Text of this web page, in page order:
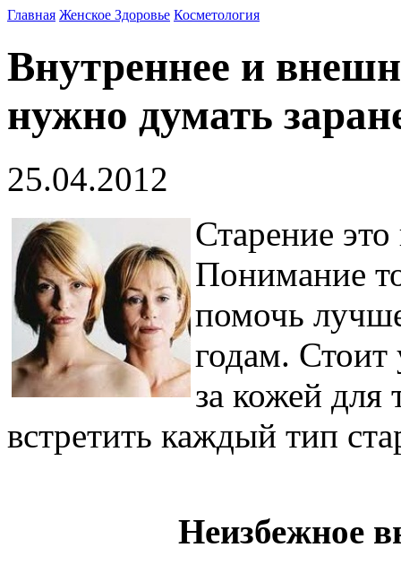
Главная Женское Здоровье Косметология
Внутреннее и
нужно думать
25.04.2012
Старение
Понимание
помочь
годам. Стоит
за кожей для
встретить каждый тип
Неизбежное